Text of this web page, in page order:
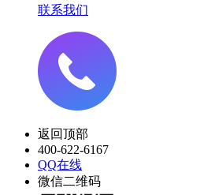
联系我们
返回顶部
400-622-6167
QQ在线
微信二维码